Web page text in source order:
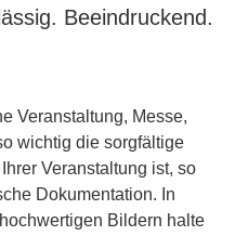
Beeindruckend.
Veranstaltung, Messe,
wichtig die sorgfältige
Veranstaltung ist, so
Dokumentation. In
Bildern halte